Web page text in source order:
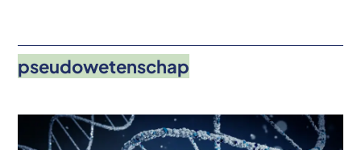
pseudowetenschap
Afbeelding